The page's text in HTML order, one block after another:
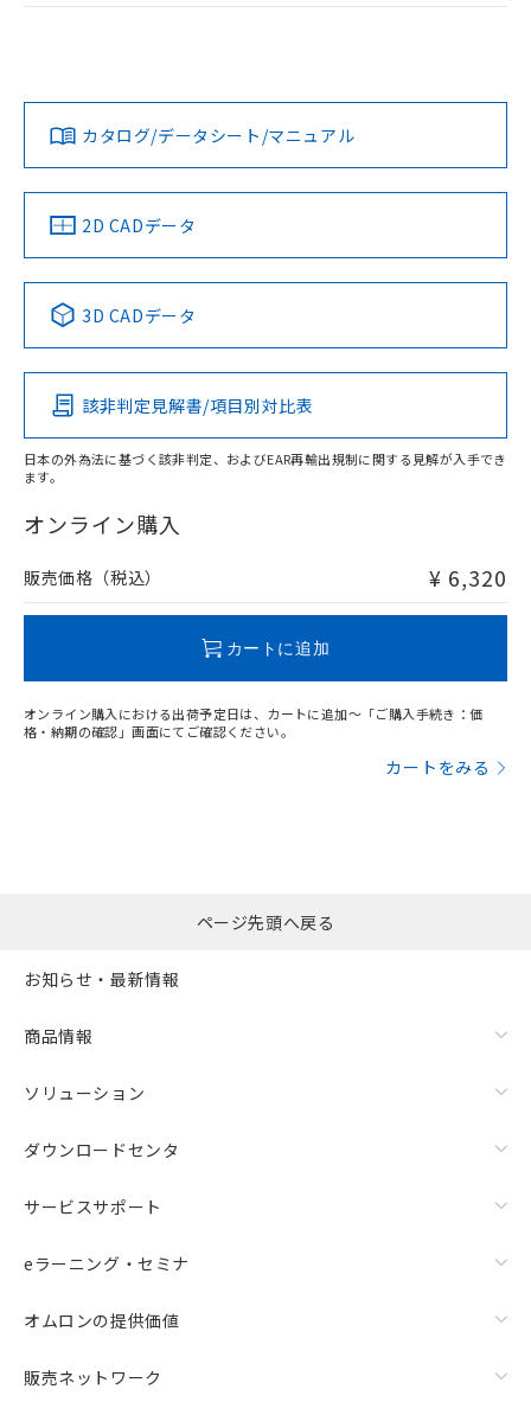
ログイン/会員登録
ダウンロードデータをご利用いただく前に、以下を必ずお読
みください。
ソフトウェアの使用条件
EU RoHS 注意事項・凡例
対応済み
中国 RoHS 注意事項・凡例
Pb Hg Cd Cr(VI)
O
在庫等で未対応品が混在する可能性があります。
問い合わせください。
LR型式承認
（イギリス
船舶規格）
DNV型式承認
（ノルウェー
BV型式承認
（フランス
KR型式
（韓国
Yes No No No
この製品の規格認証/適合状況ページへ
その他の認証はこちらのページからご検索ください
カタログ/データシート/マニュアル
2D CADデータ
3D CADデータ
該非判定見解書/項目別対比表
日本の外為法に基づく該非判定、およびEAR再輸出規制に関する見解が入手でき
ます。
オンライン購入
販売価格（税込） ¥ 6,320
カートに追加
オンライン購入における出荷予定日は、カートに追加～「ご購入手続き：価
格・納期の確認」画面にてご確認ください。
カートをみる
り、2022年1月12日より割愛しておりま
ページ先頭へ戻る
お知らせ・最新情報
商品情報
ソリューション
ダウンロードセンタ
サービスサポート
eラーニング・セミナ
オムロンの提供価値
販売ネットワーク